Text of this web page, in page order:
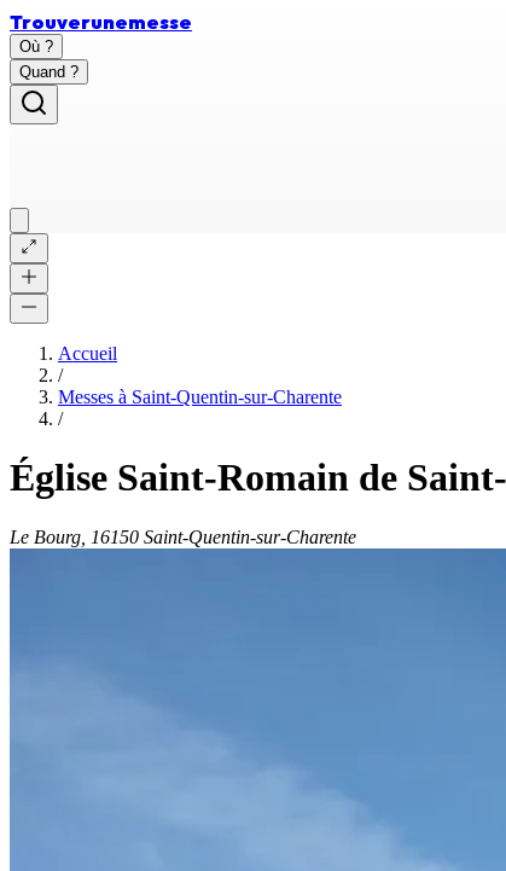
Trouverunemesse
Où ?
Quand ?
Accueil
/
Messes à Saint-Quentin-sur-Charente
/
Église Saint-Romain de
Le Bourg, 16150 Saint-Quentin-sur-Charente